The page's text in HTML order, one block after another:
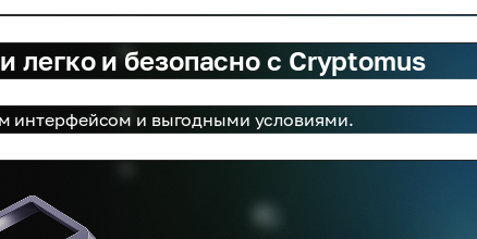
легко и безопасно с Cryptomus
интерфейсом и выгодными условиями.